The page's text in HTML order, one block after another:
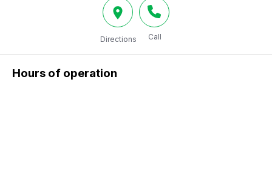
Directions Call
Hours of operation